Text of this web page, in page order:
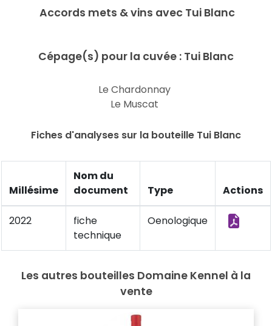
Accords mets & vins avec Tui Blanc
Cépage(s) pour la cuvée : Tui Blanc
Le Chardonnay
Le Muscat
Fiches d'analyses sur la bouteille Tui Blanc
Millésime
Nom du
document
Type Actions
2022
fiche
technique
Oenologique
Les autres bouteilles Domaine Kennel à la
vente